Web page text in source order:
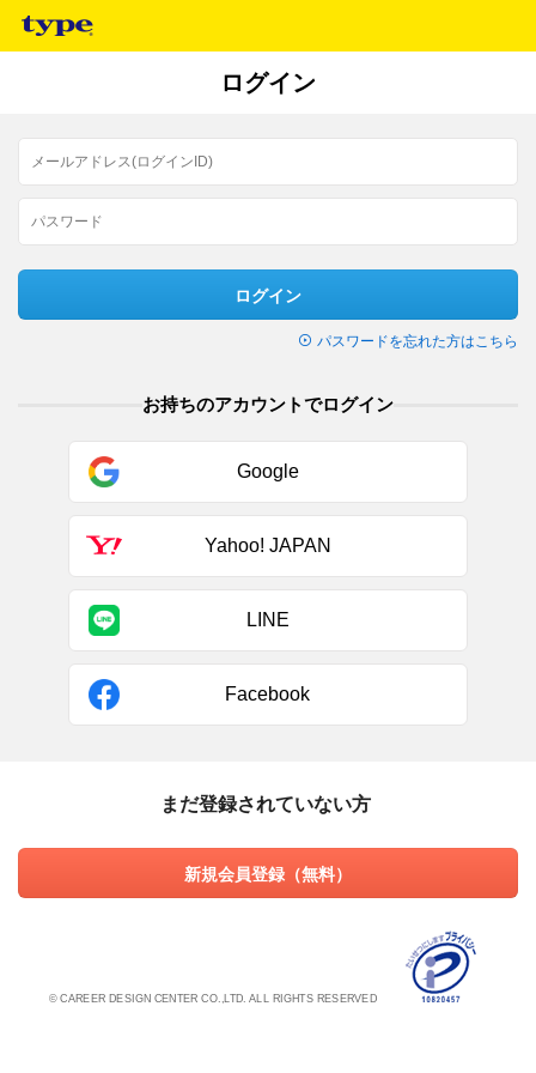
ログイン
ログイン
パスワードを忘れた方はこちら
お持ちのアカウントでログイン
Google
Yahoo! JAPAN
LINE
Facebook
まだ登録されていない方
新規会員登録（無料）
© CAREER DESIGN CENTER CO.,LTD. ALL RIGHTS RESERVED